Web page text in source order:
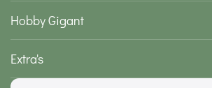
Hobby Gigant
Extra's